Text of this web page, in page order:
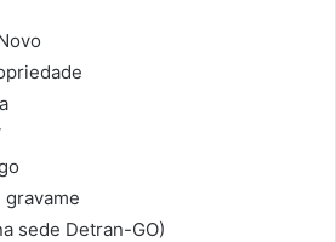
gravame
sede Detran-GO)